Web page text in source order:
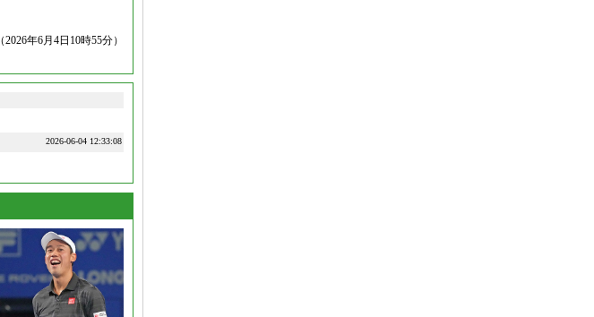
（2026年6月4日10時55分）
2026-06-04 12:33:08